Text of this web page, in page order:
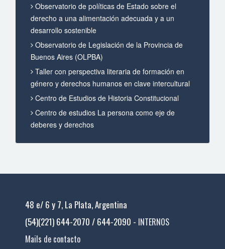
Observatorio de políticas de Estado sobre el
derecho a una alimentación adecuada y a un
desarrollo sostenible
Observatorio de Legislación de la Provincia de
Buenos Aires (OLPBA)
Taller con perspectiva literaria de formación en
género y derechos humanos en clave intercultural
Centro de Estudios de Historia Constitucional
Centro de estudios La persona como eje de
deberes y derechos
48 e/ 6 y 7, La Plata, Argentina
(54)(221) 644-2070 / 644-2090 - INTERNOS
Mails de contacto